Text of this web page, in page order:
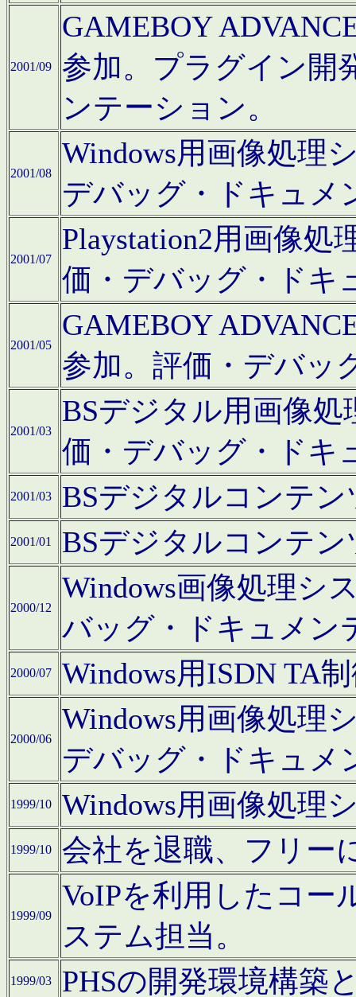
2001/09
GAMEBOY
参加。プラグイン開
ンテーション。
2001/08
Windows用画像処理
デバッグ・ドキュメ
2001/07
Playstation2用画像
価・デバッグ・ドキ
2001/05
GAMEBOY
参加。評価・デバッ
2001/03
BSデジタル用画像
価・デバッグ・ドキ
2001/03 BSデジタルコンテ
2001/01 BSデジタルコンテ
2000/12
Windows画像処理シ
バッグ・ドキュメン
2000/07 Windows用ISDN TA
2000/06
Windows用画像処理
デバッグ・ドキュメ
1999/10 Windows用画像処理
1999/10 会社を退職、フリー
1999/09
VoIPを利用したコー
ステム担当。
1999/03 PHSの開発環境構築